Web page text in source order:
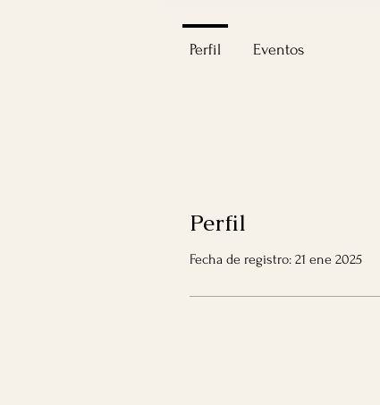
Perfil
Fecha de registro: 21 ene 2025
Perfil Eventos